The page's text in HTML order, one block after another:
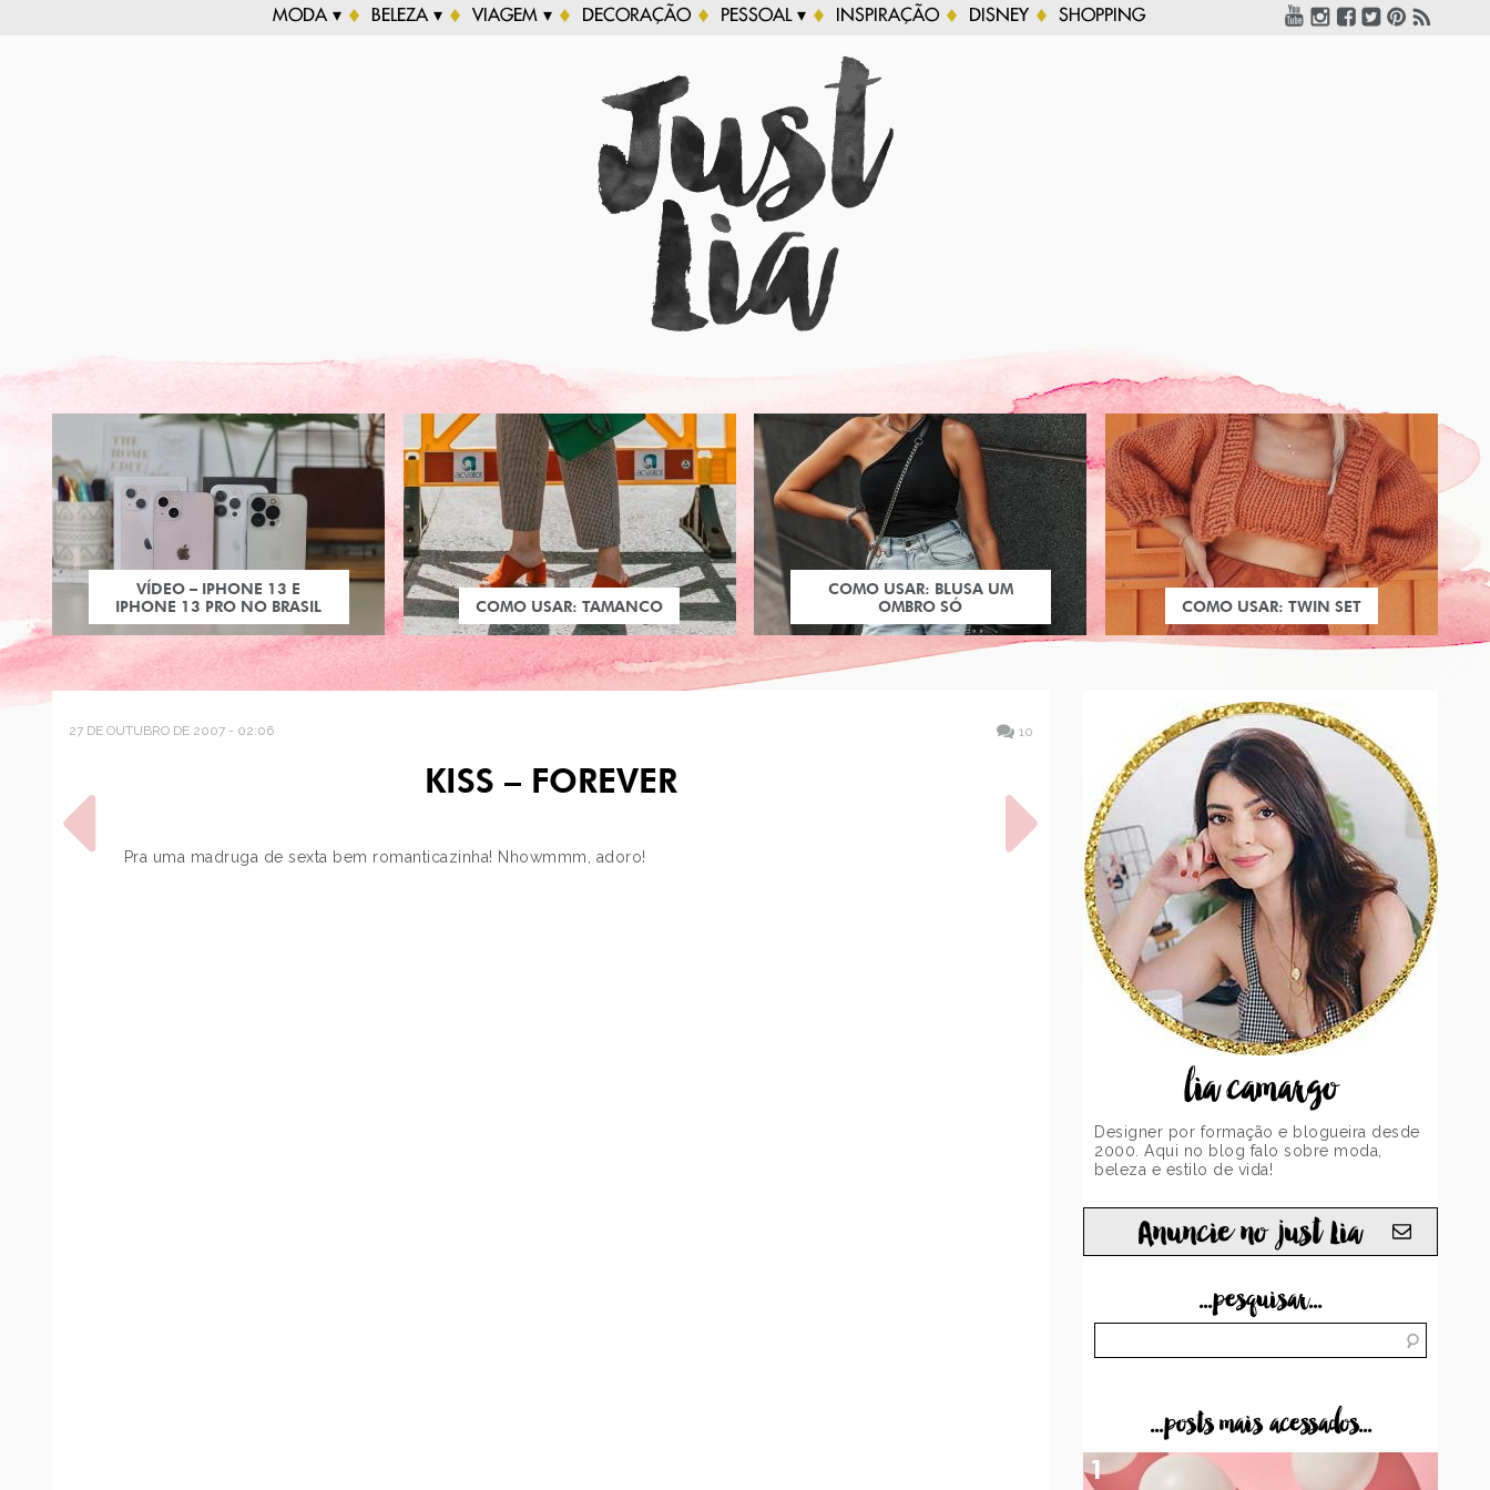
MODA ▾ BELEZA ▾ VIAGEM ▾ DECORAÇÃO PESSOAL ▾ INSPIRAÇÃO DISNEY SHOPPING
VÍDEO – IPHONE 13 E
IPHONE 13 PRO NO BRASIL
COMO USAR: TAMANCO
COMO USAR: BLUSA UM
OMBRO SÓ
COMO USAR: TWIN SET
27 DE OUTUBRO DE 2007 - 02:06 10
KISS – FOREVER
Pra uma madruga de sexta bem romanticazinha! Nhowmmm, adoro!
lia camargo
Designer por formação e blogueira desde
2000. Aqui no blog falo sobre moda,
beleza e estilo de vida!
Anuncie no just Lia
...pesquisar...
...posts mais acessados...
1